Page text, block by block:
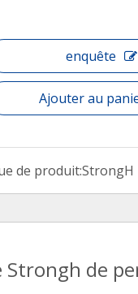
enquête
Ajouter au
de produit:StrongH
Strongh de